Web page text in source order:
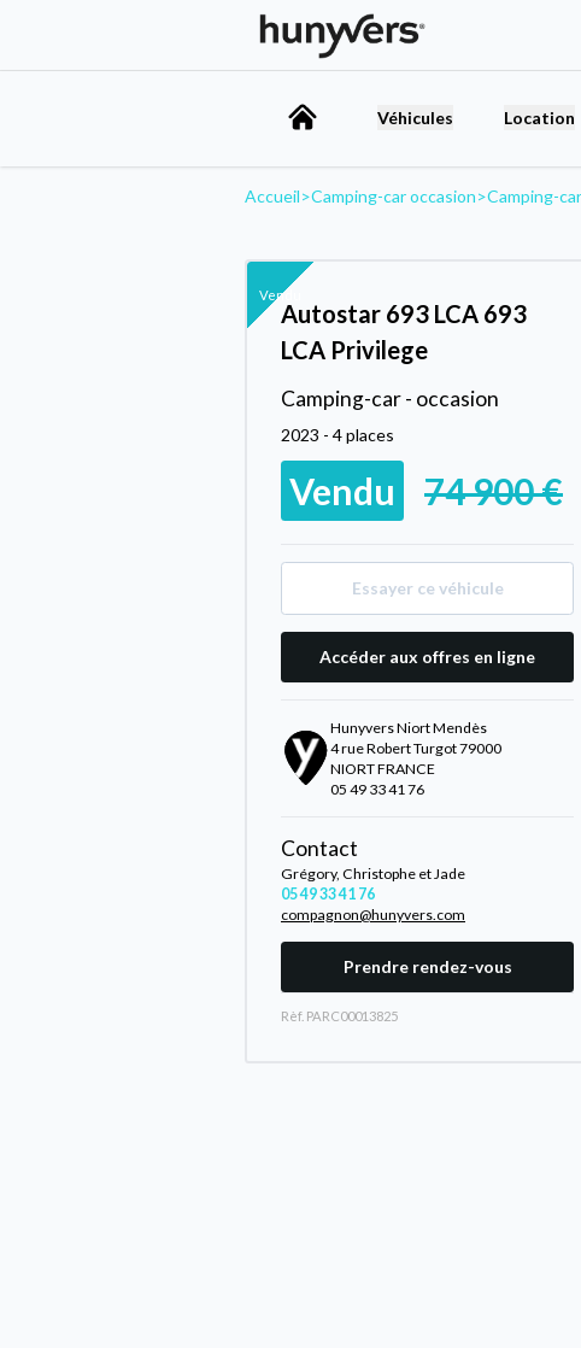
Véhicules Location
Accueil>Camping-car occasion>Camping-
Vendu
Autostar 693 LCA 693
LCA Privilege
Camping-car - occasion
2023 - 4 places
Vendu 74 900 €
Essayer ce véhicule
Accéder aux offres en ligne
Hunyvers Niort Mendès
4 rue Robert Turgot 79000
NIORT FRANCE
05 49 33 41 76
Contact
Grégory, Christophe et Jade
05 49 33 41 76
compagnon@hunyvers.com
Prendre rendez-vous
Rèf. PARC00013825